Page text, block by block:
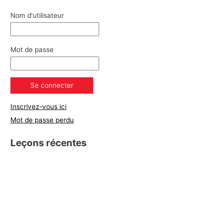
Nom d'utilisateur
Mot de passe
Inscrivez-vous ici
Mot de passe perdu
Leçons récentes